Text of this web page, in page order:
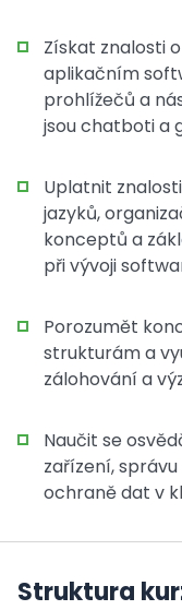
Získat znalosti
aplikačním
prohlížečů a
jsou chatboti a
Uplatnit
jazyků,
konceptů a
při vývoji
Porozumět
strukturám a
zálohování a
Naučit se
zařízení,
ochraně dat v
Struktura